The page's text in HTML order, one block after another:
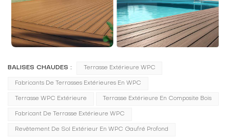
BALISES CHAUDES : Terrasse Extérieure WPC
Fabricants De Terrasses Extérieures En WPC
Terrasse WPC Extérieure Terrasse Extérieure En Composite Bois
Fabricant De Terrasse Extérieure WPC
Revêtement De Sol Extérieur En WPC Gaufré Profond